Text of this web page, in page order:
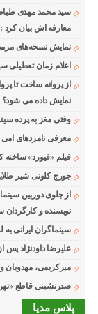
سید محمد مهدی
معارفه اش بیان
نمایش نسخه‌های
اعلام زمان تعطیلی
از پروانه ساخت تا
نمایش داده می شود؟
وقتی مغز به پرده
معرفی نامزدهای امی ۲۰۲۶؛ سریال پزشکی «پیت» پیشتاز
فیلم «فیورد» ساخته
جورج کلونی شیر طلایی
از جلوی دوربین
نویسنده و کارگردان
سینماگران ایرانی
علیرضا داودنژاد پس از ۹ سال در تدارک «زوجه
میرکریمی، مهدویان
صدرنشینی قاطع «تهران کنارت»
پلاس مدیا